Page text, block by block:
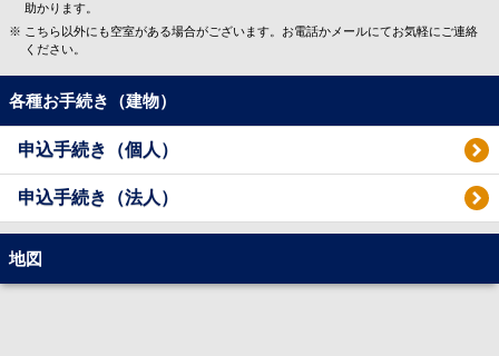
助かります。
こちら以外にも空室がある場合がございます。お電話かメールにてお気軽にご連絡
ください。
各種お手続き（建物）
申込手続き（個人）
申込手続き（法人）
地図